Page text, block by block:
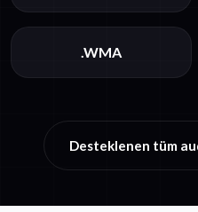
.WMA
Desteklenen tüm